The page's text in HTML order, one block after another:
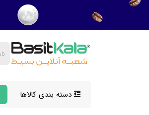
دسته بندی کالاها